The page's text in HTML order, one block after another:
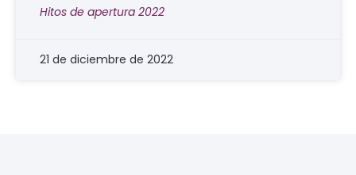
Hitos de apertura 2022
21 de diciembre de 2022